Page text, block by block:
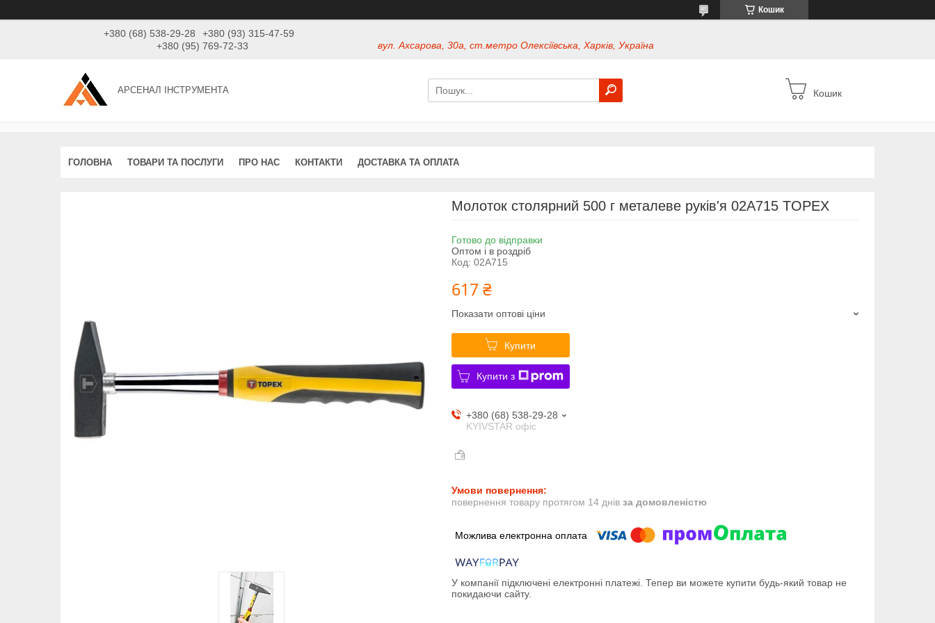
Кошик
+380 (68) 538-29-28
+380 (93) 315-47-59
+380 (95) 769-72-33
вул. Ахсарова, 30а, ст.метро Олексіївська, Харків, Україна
АРСЕНАЛ ІНСТРУМЕНТА Кошик
ГОЛОВНА ТОВАРИ ТА ПОСЛУГИ ПРО НАС КОНТАКТИ ДОСТАВКА ТА ОПЛАТА
Молоток столярний 500 г металеве руків'я 02A715 TOPEX
Готово до відправки
Оптом і в роздріб
Код: 02A715
617 ₴
Показати оптові ціни
Купити
Купити з
+380 (68) 538-29-28
KYIVSTAR офіс
повернення товару протягом 14 днів за домовленістю
У компанії підключені електронні платежі. Тепер ви можете купити будь-який товар не
покидаючи сайту.